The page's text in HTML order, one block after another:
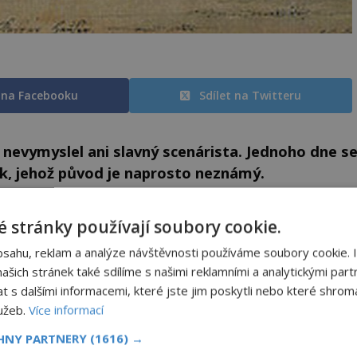
Facebooku Sdílet na Twitteru
ani slavný scenárista. Jednoho dne se
jehož původ je naprosto neznámý.
života, a čím více informací si o něm
pavučin záhad. Navíc se ho prý někdo snaží
je na stopě jeho věčnému tajemství!
1833)? A odkud pocházel?
prodejců přerušuje směsice hovorů, ozývající
stránky používají soubory cookie.
reklam a analýze návštěvnosti používáme soubory cookie.
stránek také sdílíme s našimi reklamními a analytickými
s dalšími informacemi, které jste jim poskytli nebo které
Více informací
PARTNERY (1616) →